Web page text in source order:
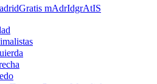
mAdrIdgrAtIS